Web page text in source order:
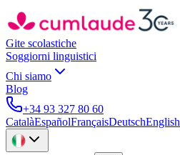
Gite scolastiche
Soggiorni linguistici
Chi siamo
Blog
+34 93 327 80 60
CatalàEspañolFrançaisDeutschEnglish